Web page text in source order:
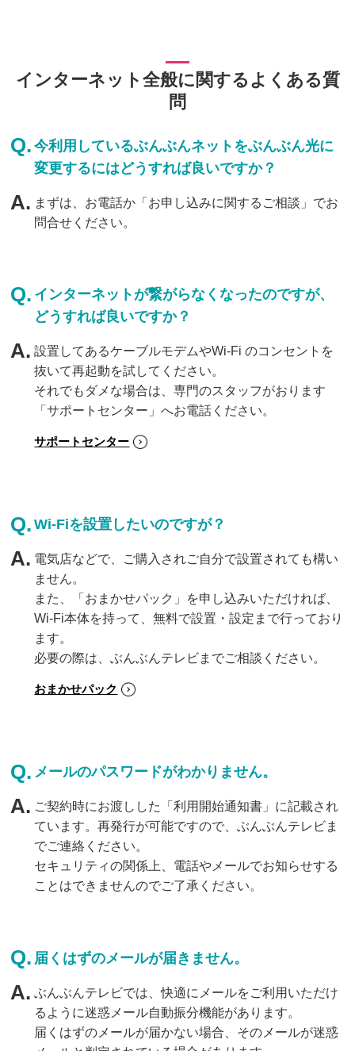
インターネット全般に関するよくある質
問
今利用しているぶんぶんネットをぶんぶん光に
変更するにはどうすれば良いですか？
まずは、お電話か「お申し込みに関するご相談」でお
問合せください。
インターネットが繋がらなくなったのですが、
どうすれば良いですか？
設置してあるケーブルモデムやWi-Fi のコンセントを
抜いて再起動を試してください。
それでもダメな場合は、専門のスタッフがおります
「サポートセンター」へお電話ください。
サポートセンター
Wi-Fiを設置したいのですが？
電気店などで、ご購入されご自分で設置されても構い
ません。
また、「おまかせパック」を申し込みいただければ、
Wi-Fi本体を持って、無料で設置・設定まで行っており
ます。
必要の際は、ぶんぶんテレビまでご相談ください。
おまかせパック
メールのパスワードがわかりません。
ご契約時にお渡しした「利用開始通知書」に記載され
ています。再発行が可能ですので、ぶんぶんテレビま
でご連絡ください。
セキュリティの関係上、電話やメールでお知らせする
ことはできませんのでご了承ください。
届くはずのメールが届きません。
ぶんぶんテレビでは、快適にメールをご利用いただけ
るように迷惑メール自動振分機能があります。
届くはずのメールが届かない場合、そのメールが迷惑